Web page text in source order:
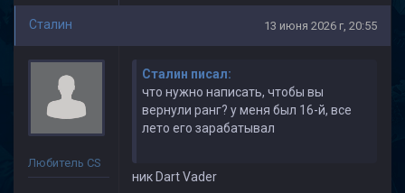
Cталин 13 июня 2026 г, 20:55
Любитель CS
Cталин писал:
что нужно написать, чтобы вы
вернули ранг? у меня был 16-й, все
лето его зарабатывал
ник Dart Vader